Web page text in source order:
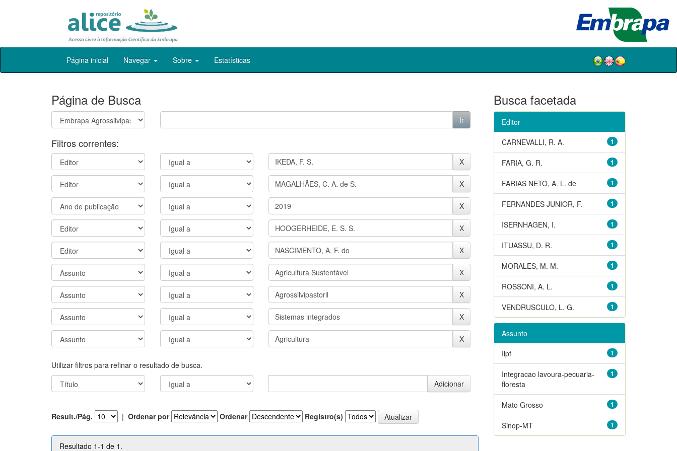
Skip
Página inicial Navegar Sobre Estatísticas
Página de Busca
Filtros correntes:
Utilizar filtros para refinar o resultado de busca.
Result./Pág. | Ordenar por Ordenar Registro(s)
Resultado 1-1 de 1.
Busca facetada
Editor
1
CARNEVALLI, R. A.
1
FARIA, G. R.
1
FARIAS NETO, A. L. de
1
FERNANDES JUNIOR, F.
1
ISERNHAGEN, I.
1
ITUASSU, D. R.
1
MORALES, M. M.
1
ROSSONI, A. L.
1
VENDRUSCULO, L. G.
Assunto
1
Ilpf
1
Integracao lavoura-pecuaria-
floresta
1
Mato Grosso
1
Sinop-MT